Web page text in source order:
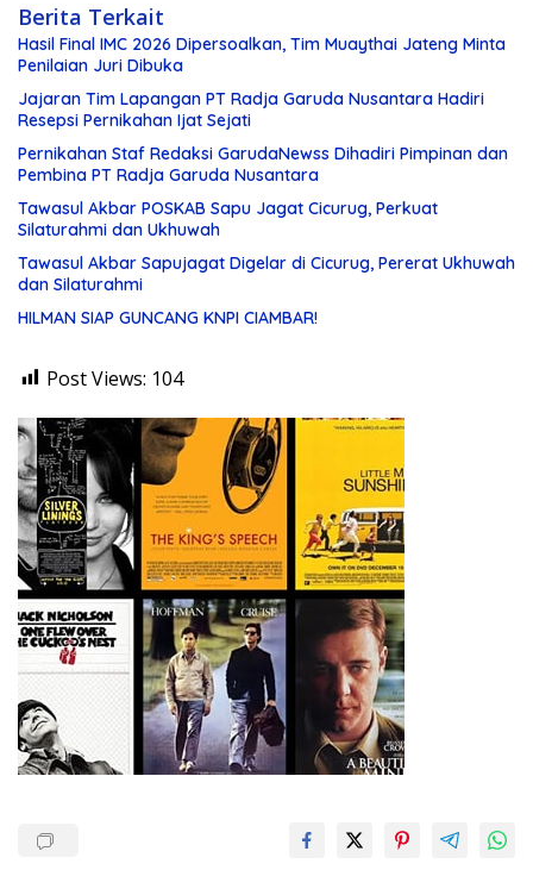
Berita Terkait
Hasil Final IMC 2026 Dipersoalkan, Tim Muaythai Jateng Minta
Penilaian Juri Dibuka
Jajaran Tim Lapangan PT Radja Garuda Nusantara Hadiri
Resepsi Pernikahan Ijat Sejati
Pernikahan Staf Redaksi GarudaNewss Dihadiri Pimpinan dan
Pembina PT Radja Garuda Nusantara
Tawasul Akbar POSKAB Sapu Jagat Cicurug, Perkuat
Silaturahmi dan Ukhuwah
Tawasul Akbar Sapujagat Digelar di Cicurug, Pererat Ukhuwah
dan Silaturahmi
HILMAN SIAP GUNCANG KNPI CIAMBAR!
Post Views: 104